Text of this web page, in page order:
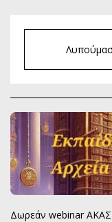
Δωρεάν webinar